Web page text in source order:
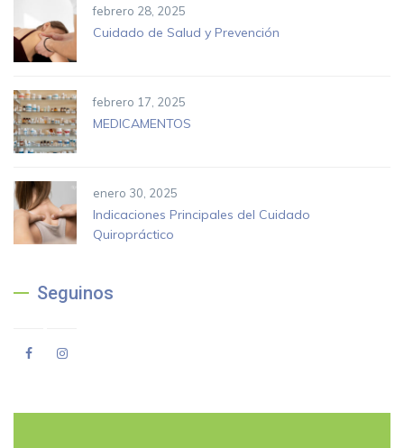
febrero 28, 2025
Cuidado de Salud y Prevención
febrero 17, 2025
MEDICAMENTOS
enero 30, 2025
Indicaciones Principales del Cuidado
Quiropráctico
Seguinos